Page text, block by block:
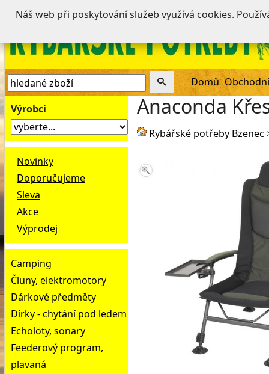
Domů
Výrobci
Novinky
Doporučujeme
Sleva
Akce
Výprodej
Camping
Čluny, elektromotory
Dárkové předměty
Dírky - chytání pod ledem
Echoloty, sonary
Feederový program,
plavaná
Anaconda
Rybářské potřeby Bzenec
Náš web při poskytování služeb využívá cookies.